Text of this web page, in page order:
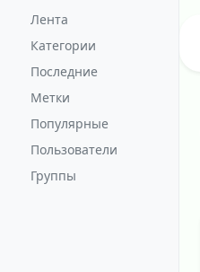
Лента
Категории
Последние
Метки
Популярные
Пользователи
Группы